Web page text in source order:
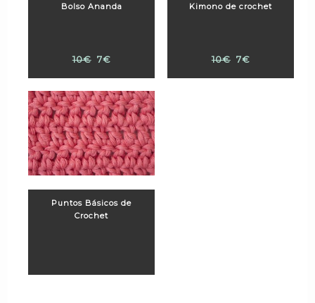
Bolso Ananda
10€ 7€
Kimono de crochet
10€ 7€
Puntos Básicos de
Crochet